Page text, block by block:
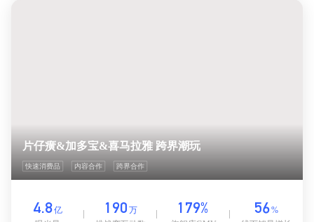
片仔癀&加多宝&喜马拉雅 跨界潮玩
快速消费品 内容合作 跨界合作
4.8亿
190 万
179% 56%